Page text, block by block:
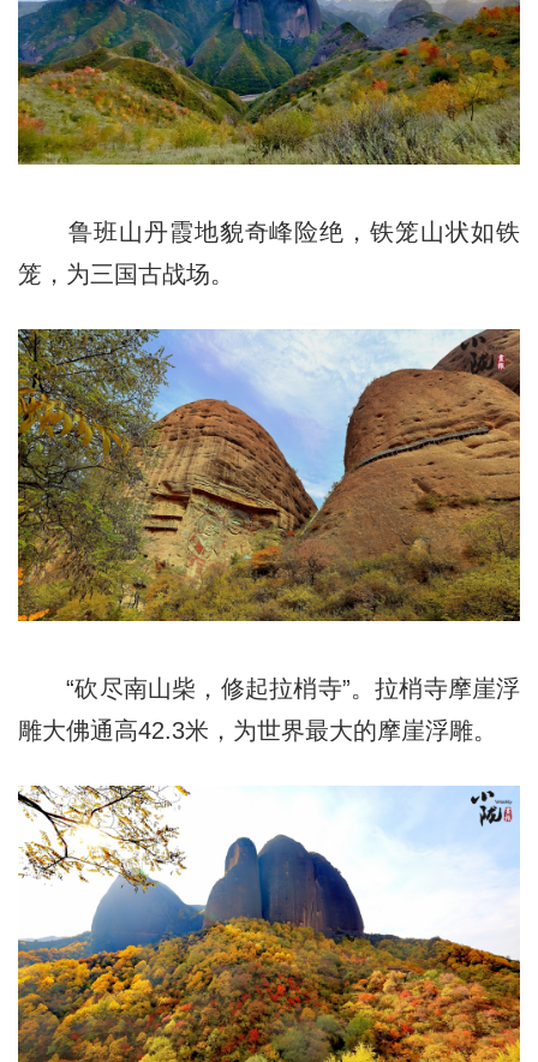
鲁班山丹霞地貌奇峰险绝，铁笼山状如铁
笼，为三国古战场。
“砍尽南山柴，修起拉梢寺”。拉梢寺摩崖浮
雕大佛通高42.3米，为世界最大的摩崖浮雕。